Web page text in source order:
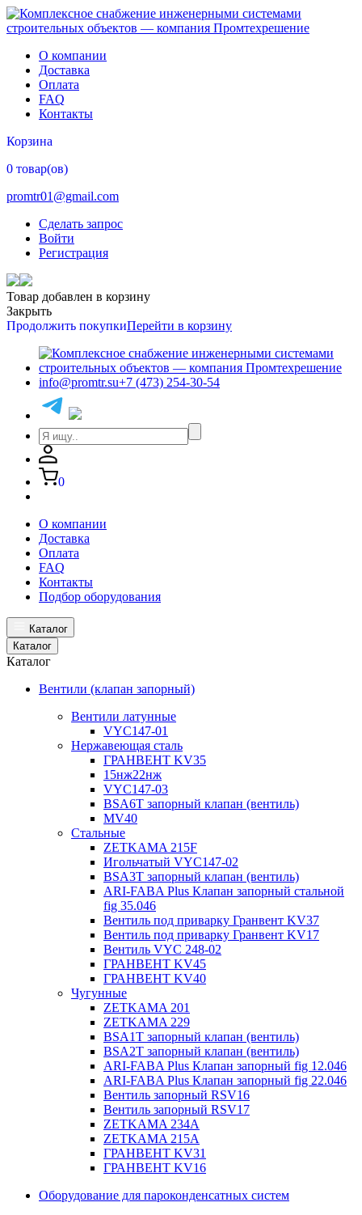
О компании
Доставка
Оплата
FAQ
Контакты
Корзина
0 товар(ов)
promtr01@gmail.com
Сделать запрос
Войти
Регистрация
Товар добавлен в корзину
Закрыть
Продолжить покупкиПерейти в корзину
info@promtr.su+7 (473) 254-30-54
0
О компании
Доставка
Оплата
FAQ
Контакты
Подбор оборудования
Каталог
Каталог
Каталог
Вентили (клапан запорный)
Вентили латунные
VYC147-01
Нержавеющая сталь
ГРАНВЕНТ KV35
15нж22нж
VYC147-03
BSA6T запорный клапан (вентиль)
MV40
Стальные
ZETKAMA 215F
Игольчатый VYC147-02
BSA3T запорный клапан (вентиль)
ARI-FABA Plus Клапан запорный стальной
fig 35.046
Вентиль под приварку Гранвент KV37
Вентиль под приварку Гранвент KV17
Вентиль VYC 248-02
ГРАНВЕНТ KV45
ГРАНВЕНТ KV40
Чугунные
ZETKAMA 201
ZETKAMA 229
BSA1T запорный клапан (вентиль)
BSA2T запорный клапан (вентиль)
ARI-FABA Plus Клапан запорный fig 12.046
ARI-FABA Plus Клапан запорный fig 22.046
Вентиль запорный RSV16
Вентиль запорный RSV17
ZETKAMA 234A
ZETKAMA 215A
ГРАНВЕНТ KV31
ГРАНВЕНТ KV16
Оборудование для пароконденсатных систем